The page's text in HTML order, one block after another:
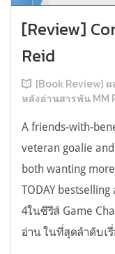
[Review]
Reid
[Book Review]
หลังอ่านสารพัน MM
A friends-with-
veteran goalie
both wanting
TODAY
4ในซีรีส์ Game
อ่าน ในที่สุดลำดับเ